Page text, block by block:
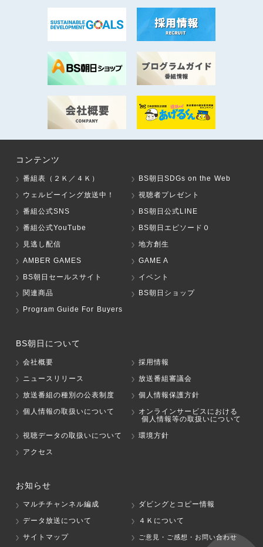
コンテンツ
番組表（２Ｋ／４Ｋ）
BS朝日SDGs on the Web
ウェルビーイング放送中！
視聴者プレゼント
番組公式SNS
BS朝日公式LINE
番組公式YouTube
BS朝日エピソード０
見逃し配信
地方創生
AMBER GAMES
GAME A
BS朝日セールスサイト
イベント
関連商品
BS朝日ショップ
Program Guide For Buyers
BS朝日について
会社概要
採用情報
ニュースリリース
放送番組審議会
放送番組の種別の公表制度
個人情報保護方針
個人情報の取扱いについて
オンラインサービスにおける
個人情報等の取扱いについて
視聴データの取扱いについて
環境方針
アクセス
お知らせ
マルチチャンネル編成
ダビングとコピー情報
データ放送について
４Ｋについて
サイトマップ
ご意見・ご感想・お問い合わせ